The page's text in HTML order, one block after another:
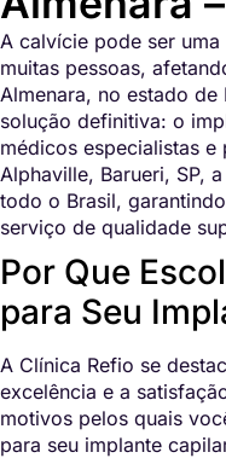
A calvície pode ser
muitas pessoas,
Almenara, no estado
solução definitiva: o
médicos especialistas
Alphaville, Barueri, SP,
todo o Brasil,
serviço de qualidade
Por Que
para Seu
A Clínica Refio se
excelência e a
motivos pelos quais
para seu implante